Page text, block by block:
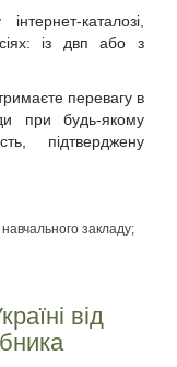
каталозі,
із двп або з
перевагу в
при будь-якому
підтверджену
закладу;
від